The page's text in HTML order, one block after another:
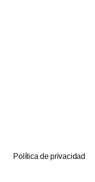
Política de privacidad